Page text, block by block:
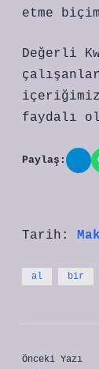
etme
Değerli
faydalı
Paylaş:
✈
Tarih:
al bir
Önceki Yazı